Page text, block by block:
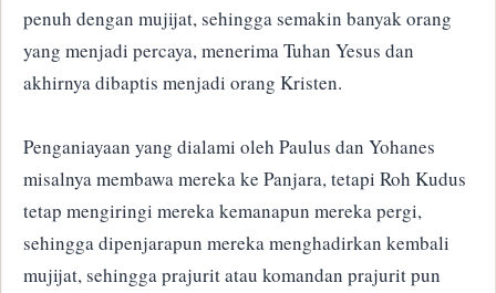
penuh dengan mujijat, sehingga semakin banyak orang
yang menjadi percaya, menerima Tuhan Yesus dan
akhirnya dibaptis menjadi orang Kristen.
Penganiayaan yang dialami oleh Paulus dan Yohanes
misalnya membawa mereka ke Panjara, tetapi Roh Kudus
tetap mengiringi mereka kemanapun mereka pergi,
sehingga dipenjarapun mereka menghadirkan kembali
mujijat, sehingga prajurit atau komandan prajurit pun